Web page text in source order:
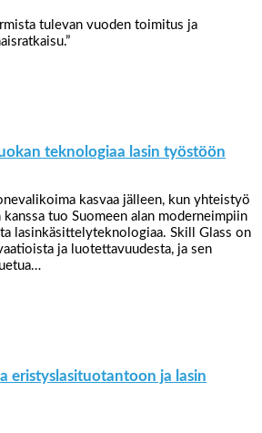
tulevan vuoden toimitus ja
teknologiaa lasin työstöön
kasvaa jälleen, kun yhteistyö
tuo Suomeen alan moderneimpiin
lasinkäsittelyteknologiaa. Skill Glass on
ja luotettavuudesta, ja sen
eristyslasituotantoon ja lasin